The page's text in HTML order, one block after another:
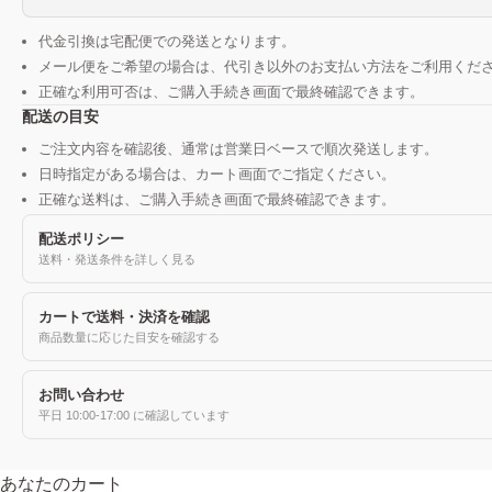
代金引換は宅配便での発送となります。
メール便をご希望の場合は、代引き以外のお支払い方法をご利用くだ
正確な利用可否は、ご購入手続き画面で最終確認できます。
配送の目安
ご注文内容を確認後、通常は営業日ベースで順次発送します。
日時指定がある場合は、カート画面でご指定ください。
正確な送料は、ご購入手続き画面で最終確認できます。
配送ポリシー
送料・発送条件を詳しく見る
カートで送料・決済を確認
商品数量に応じた目安を確認する
お問い合わせ
平日 10:00-17:00 に確認しています
あなたのカート